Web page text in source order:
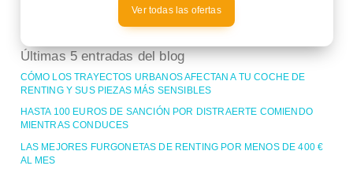
Ver todas las ofertas
Últimas 5 entradas del blog
CÓMO LOS TRAYECTOS URBANOS AFECTAN A TU COCHE DE
RENTING Y SUS PIEZAS MÁS SENSIBLES
HASTA 100 EUROS DE SANCIÓN POR DISTRAERTE COMIENDO
MIENTRAS CONDUCES
LAS MEJORES FURGONETAS DE RENTING POR MENOS DE 400 €
AL MES